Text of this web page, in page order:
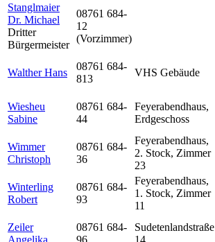
Stanglmaier
Dr. Michael
Dritter
Bürgermeister
08761 684-
12
(Vorzimmer)
Walther Hans
08761 684-
813
VHS Gebäude
Wiesheu
Sabine
08761 684-
44
Feyerabendhaus,
Erdgeschoss
Wimmer
Christoph
08761 684-
36
Feyerabendhaus,
2. Stock, Zimmer
23
Winterling
Robert
08761 684-
93
Feyerabendhaus,
1. Stock, Zimmer
11
Zeiler
Angelika
08761 684-
96
Sudetenlandstraße
14